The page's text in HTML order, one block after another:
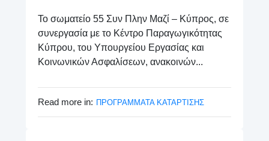
Το σωματείο 55 Συν Πλην Μαζί – Κύπρος, σε
συνεργασία με το Κέντρο Παραγωγικότητας
Κύπρου, του Υπουργείου Εργασίας και
Κοινωνικών Ασφαλίσεων, ανακοινών...
Read more in: ΠΡΟΓΡΑΜΜΑΤΑ ΚΑΤΑΡΤΙΣΗΣ